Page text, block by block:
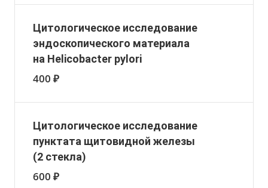
Цитологическое исследование
эндоскопического материала
на Helicobacter pylori
400 ₽
Цитологическое исследование
пунктата щитовидной железы
(2 стекла)
600 ₽